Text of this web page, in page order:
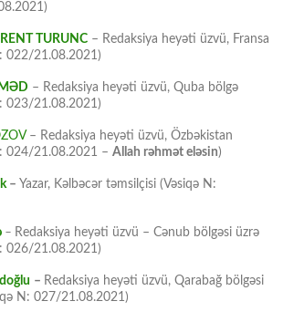
TURUNC – Redaksiya heyəti üzvü, Fransa
022/21.08.2021)
– Redaksiya heyəti üzvü, Quba bölgə
023/21.08.2021)
– Redaksiya heyəti üzvü, Özbəkistan
024/21.08.2021 – Allah rəhmət eləsin)
– Yazar, Kəlbəcər təmsilçisi (Vəsiqə N:
– Redaksiya heyəti üzvü – Cənub bölgəsi üzrə
026/21.08.2021)
– Redaksiya heyəti üzvü, Qarabağ bölgəsi
N: 027/21.08.2021)